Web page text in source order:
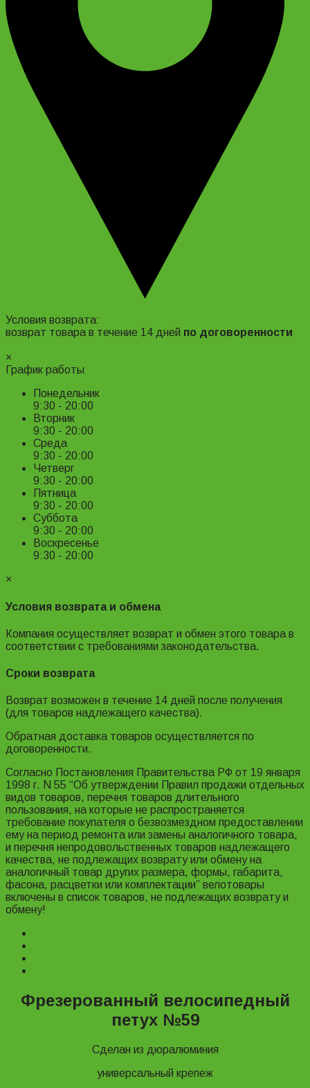
Условия возврата:
возврат товара в течение 14 дней по договоренности
×
График работы
Понедельник
9:30 - 20:00
Вторник
9:30 - 20:00
Среда
9:30 - 20:00
Четверг
9:30 - 20:00
Пятница
9:30 - 20:00
Суббота
9:30 - 20:00
Воскресенье
9:30 - 20:00
×
Условия возврата и обмена
Компания осуществляет возврат и обмен этого товара в
соответствии с требованиями законодательства.
Сроки возврата
Возврат возможен в течение 14 дней после получения
(для товаров надлежащего качества).
Обратная доставка товаров осуществляется по
договоренности.
Согласно Постановления Правительства РФ от 19 января
1998 г. N 55 “Об утверждении Правил продажи отдельных
видов товаров, перечня товаров длительного
пользования, на которые не распространяется
требование покупателя о безвозмездном предоставлении
ему на период ремонта или замены аналогичного товара,
и перечня непродовольственных товаров надлежащего
качества, не подлежащих возврату или обмену на
аналогичный товар других размера, формы, габарита,
фасона, расцветки или комплектации” велотовары
включены в список товаров, не подлежащих возврату и
обмену!
Фрезерованный велосипедный
петух №59
Сделан из дюралюминия
универсальный крепеж